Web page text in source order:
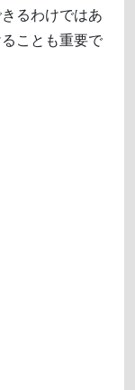
るわけではあ
ことも重要で